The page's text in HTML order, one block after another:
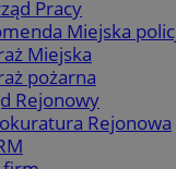
Pracy
Miejska
Miejska
pożarna
Rejonowy
Rejonowa